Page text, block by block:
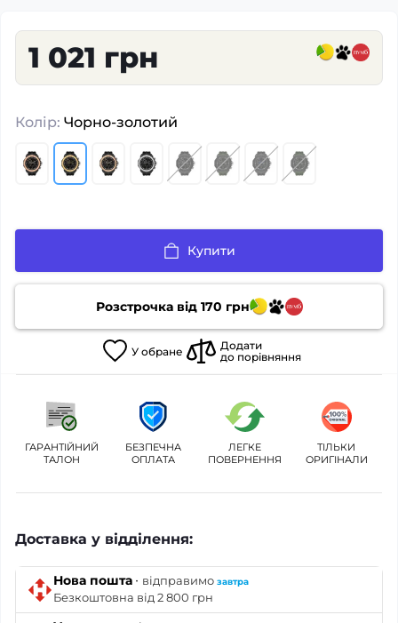
1 021 грн
Колір: Чорно-золотий
Купити
Розстрочка від 170 грн
У обране
Додати
до порівняння
ГАРАНТІЙНИЙ
ТАЛОН
БЕЗПЕЧНА
ОПЛАТА
ЛЕГКЕ
ПОВЕРНЕННЯ
ТІЛЬКИ
ОРИГІНАЛИ
Доставка у відділення:
Нова пошта · відправимо завтра
Безкоштовна від 2 800 грн